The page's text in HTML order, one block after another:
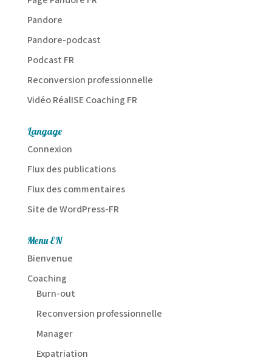
Pandore
Pandore-podcast
Podcast FR
Reconversion professionnelle
Vidéo RéalISE Coaching FR
Langage
Connexion
Flux des publications
Flux des commentaires
Site de WordPress-FR
Menu EN
Bienvenue
Coaching
Burn-out
Reconversion professionnelle
Manager
Expatriation